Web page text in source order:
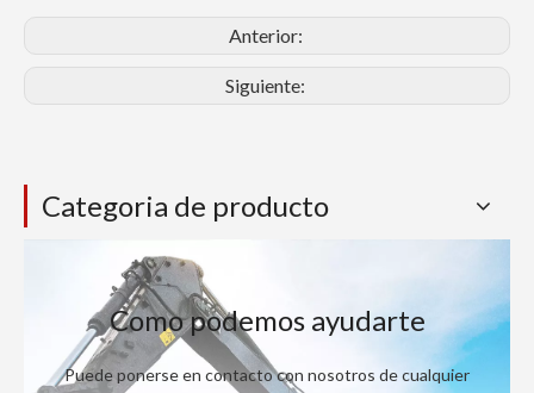
Anterior:
Siguiente:
Categoria de producto
Como podemos ayudarte
Puede ponerse en contacto con nosotros de cualquier